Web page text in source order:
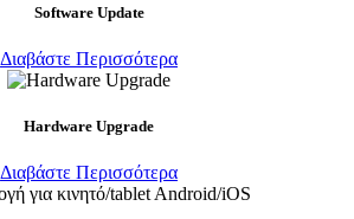
Software Update
Διαβάστε Περισσότερα
Hardware Upgrade
Διαβάστε Περισσότερα